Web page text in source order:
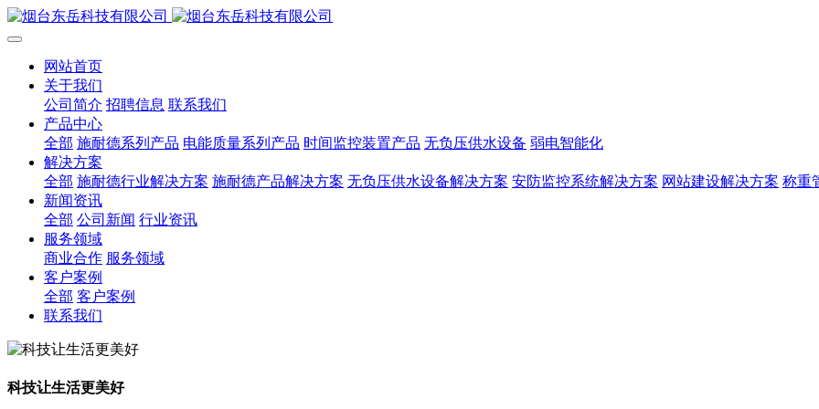
网站首页
关于我们
公司简介 招聘信息 联系我们
产品中心
全部 施耐德系列产品 电能质量系列产品 时间监控装置产品 无负压供水设备 弱电智能化
解决方案
全部 施耐德行业解决方案 施耐德产品解决方案 无负压供水设备解决方案 安防监控系统解决方案 网站建设解决方案 称重
新闻资讯
全部 公司新闻 行业资讯
服务领域
商业合作 服务领域
客户案例
全部 客户案例
联系我们
科技让生活更美好